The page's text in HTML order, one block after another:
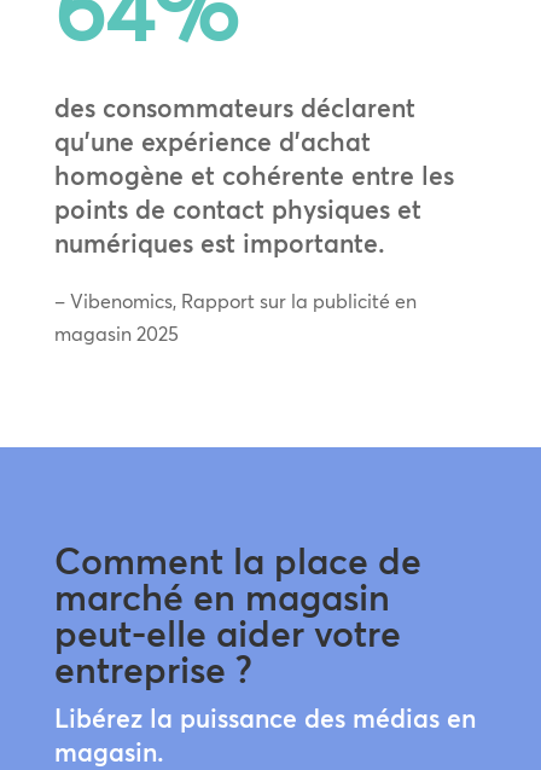
des consommateurs déclarent
qu’une expérience d’achat
homogène et cohérente entre les
points de contact physiques et
numériques est importante.
– Vibenomics, Rapport sur la publicité en
magasin 2025
Comment la place de
marché en magasin
peut-elle aider votre
entreprise ?
Libérez la puissance des médias en
magasin.